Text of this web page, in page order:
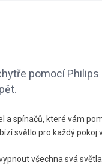
pomocí
a spínačů, které vám
světlo pro každý pokoj
všechna svá